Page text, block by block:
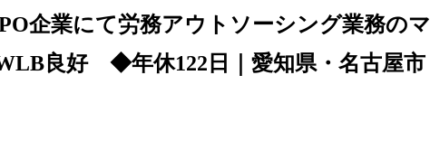
企業にて労務アウトソーシング業務のマ
良好 ◆年休122日｜愛知県・名古屋市